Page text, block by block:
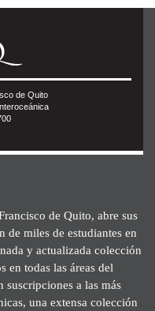
de Quito
de Quito, abre sus
de miles de estudiantes en
y actualizada colección
en todas las áreas del
suscripciones a las más
una extensa colección